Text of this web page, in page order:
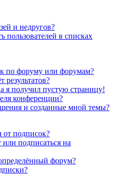
и недругов?
пользователей в списках
по форуму или форумам?
я получил пустую страницу!
конференции?
и созданные мной темы?
от подписок?
или подписаться на
форум?